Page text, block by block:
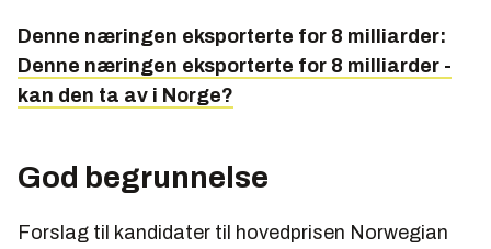
Denne næringen eksporterte for 8 milliarder:
Denne næringen eksporterte for 8 milliarder -
kan den ta av i Norge?
God begrunnelse
Forslag til kandidater til hovedprisen Norwegian